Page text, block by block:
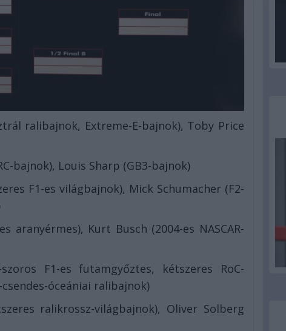
ralibajnok, Extreme-E-bajnok), Toby Price
bajnok), Louis Sharp (GB3-bajnok)
F1-es világbajnok), Mick Schumacher (F2-
aranyérmes), Kurt Busch (2004-es NASCAR-
F1-es futamgyőztes, kétszeres RoC-
óceániai ralibajnok)
ralikrossz-világbajnok), Oliver Solberg